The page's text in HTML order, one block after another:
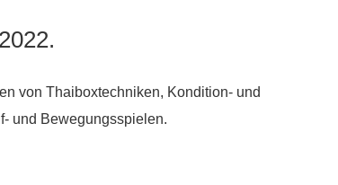
von Thaiboxtechniken, Kondition- und
und Bewegungsspielen.